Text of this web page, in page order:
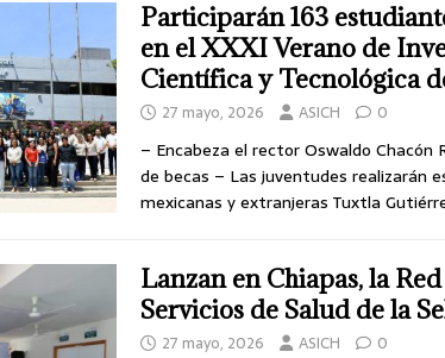
Participarán 163
en el XXXI Verano de
Científica y Tecnológica
27 mayo, 2026 ASICH 0
– Encabeza el rector Oswaldo Chacón
de becas – Las juventudes realizarán
mexicanas y extranjeras Tuxtla
Lanzan en Chiapas, la
Servicios de Salud de la
27 mayo, 2026 ASICH 0